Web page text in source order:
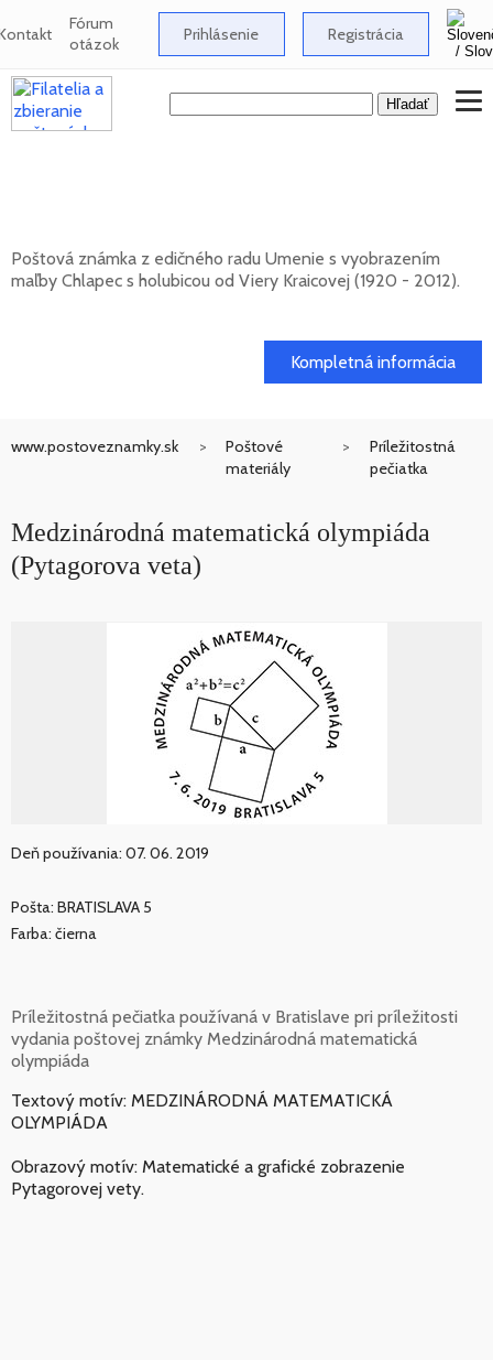
Fórum
otázok Prihlásenie Registrácia
Poštová známka z edičného radu Umenie s vyobrazením
maľby Chlapec s holubicou od Viery Kraicovej (1920 - 2012).
Kompletná informácia
www.postoveznamky.sk
Poštové
materiály
Príležitostná
pečiatka
Medzinárodná matematická olympiáda
(Pytagorova veta)
Deň používania: 07. 06. 2019
Pošta: BRATISLAVA 5
Farba: čierna
Príležitostná pečiatka používaná v Bratislave pri príležitosti
vydania poštovej známky Medzinárodná matematická
olympiáda
Textový motív: MEDZINÁRODNÁ MATEMATICKÁ
OLYMPIÁDA
Obrazový motív: Matematické a grafické zobrazenie
Pytagorovej vety.